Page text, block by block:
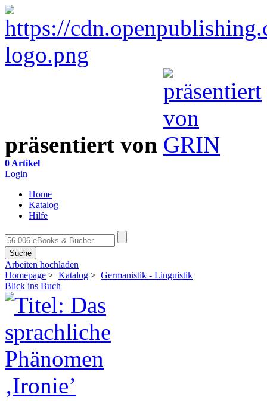
präsentiert von
0 Artikel
Login
Home
Katalog
Hilfe
Suche
Arbeiten hochladen
Homepage > Katalog > Germanistik - Linguistik
Blick ins Buch